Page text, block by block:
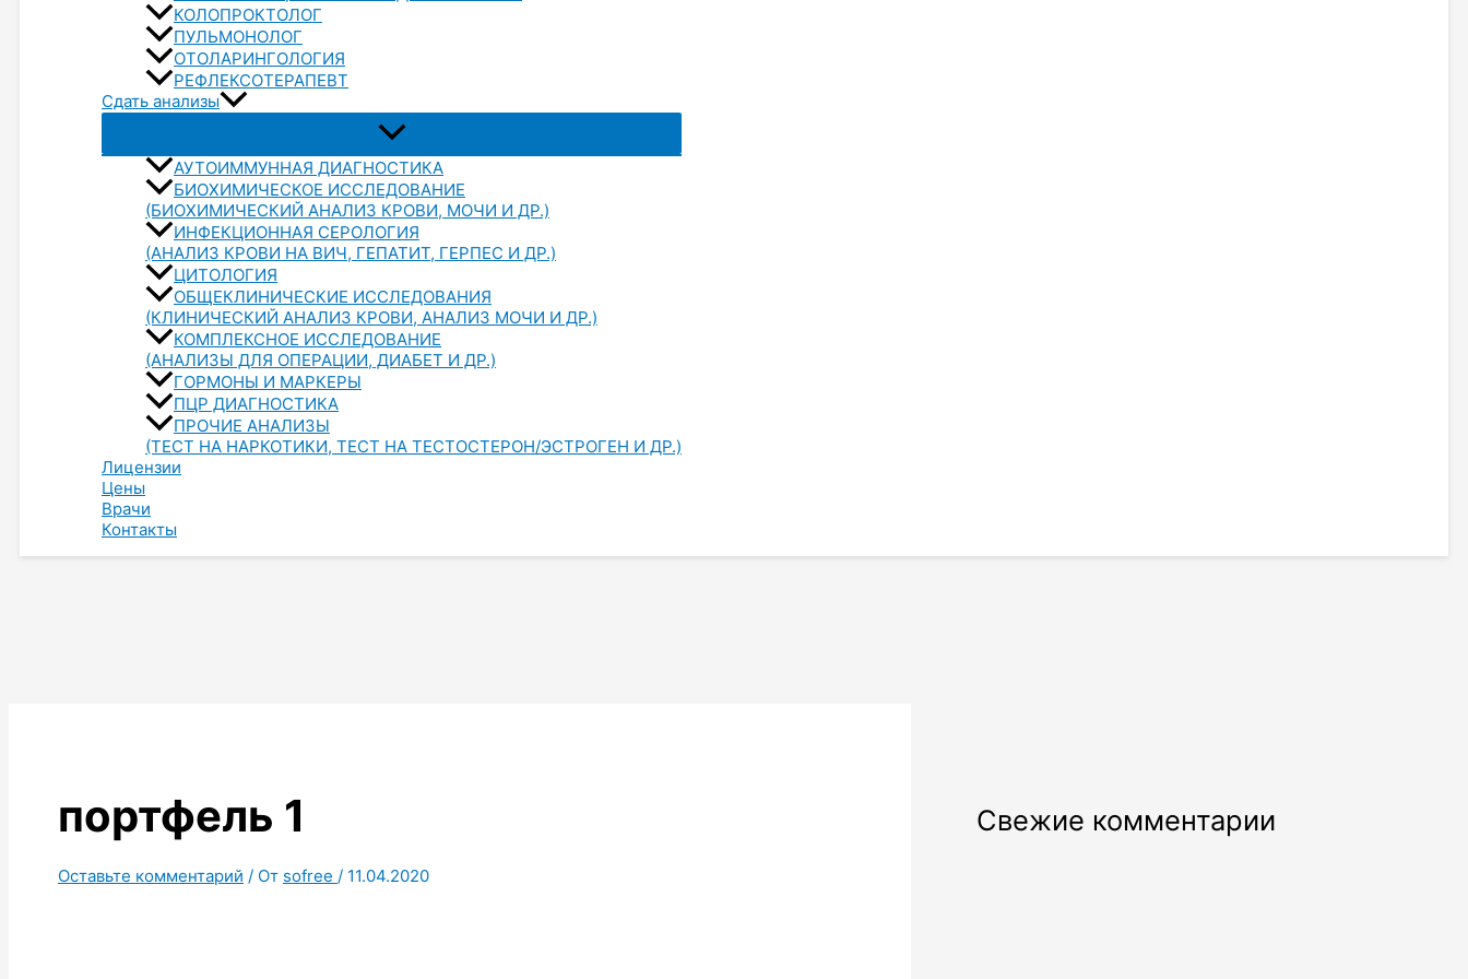
КОЛОПРОКТОЛОГ
ПУЛЬМОНОЛОГ
ОТОЛАРИНГОЛОГИЯ
РЕФЛЕКСОТЕРАПЕВТ
Сдать анализы
АУТОИММУННАЯ ДИАГНОСТИКА
БИОХИМИЧЕСКОЕ ИССЛЕДОВАНИЕ
(БИОХИМИЧЕСКИЙ АНАЛИЗ КРОВИ, МОЧИ И ДР.)
ИНФЕКЦИОННАЯ СЕРОЛОГИЯ
(АНАЛИЗ КРОВИ НА ВИЧ, ГЕПАТИТ, ГЕРПЕС И ДР.)
ЦИТОЛОГИЯ
ОБЩЕКЛИНИЧЕСКИЕ ИССЛЕДОВАНИЯ
(КЛИНИЧЕСКИЙ АНАЛИЗ КРОВИ, АНАЛИЗ МОЧИ И ДР.)
КОМПЛЕКСНОЕ ИССЛЕДОВАНИЕ
(АНАЛИЗЫ ДЛЯ ОПЕРАЦИИ, ДИАБЕТ И ДР.)
ГОРМОНЫ И МАРКЕРЫ
ПЦР ДИАГНОСТИКА
ПРОЧИЕ АНАЛИЗЫ
(ТЕСТ НА НАРКОТИКИ, ТЕСТ НА ТЕСТОСТЕРОН/ЭСТРОГЕН И ДР.)
Лицензии
Цены
Врачи
Контакты
портфель 1
Оставьте комментарий / От sofree / 11.04.2020
Свежие комментарии